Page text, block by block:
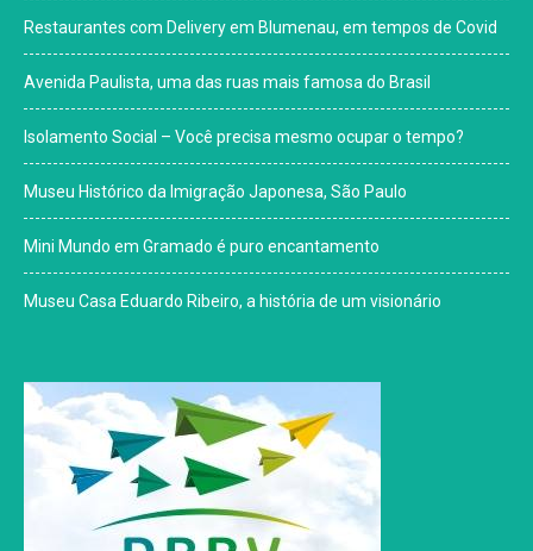
Restaurantes com Delivery em Blumenau, em tempos de Covid
Avenida Paulista, uma das ruas mais famosa do Brasil
Isolamento Social – Você precisa mesmo ocupar o tempo?
Museu Histórico da Imigração Japonesa, São Paulo
Mini Mundo em Gramado é puro encantamento
Museu Casa Eduardo Ribeiro, a história de um visionário